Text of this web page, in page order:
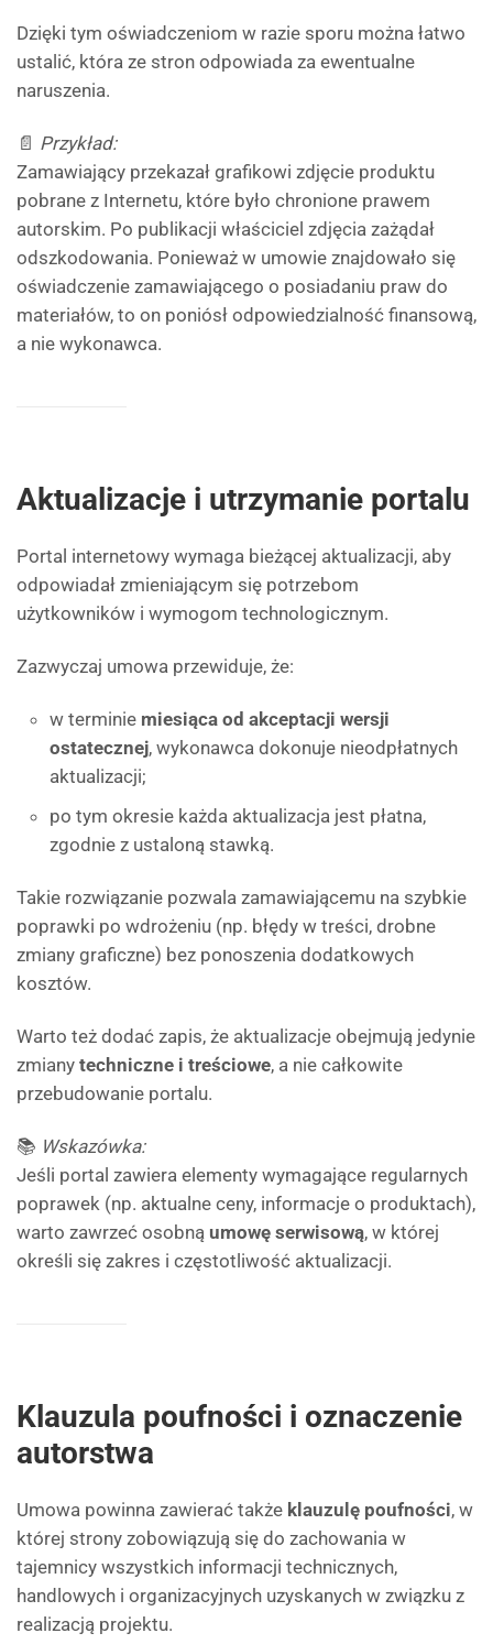
Dzięki tym oświadczeniom w razie sporu można łatwo
ustalić, która ze stron odpowiada za ewentualne
naruszenia.
📄 Przykład:
Zamawiający przekazał grafikowi zdjęcie produktu
pobrane z Internetu, które było chronione prawem
autorskim. Po publikacji właściciel zdjęcia zażądał
odszkodowania. Ponieważ w umowie znajdowało się
oświadczenie zamawiającego o posiadaniu praw do
materiałów, to on poniósł odpowiedzialność finansową,
a nie wykonawca.
Aktualizacje i utrzymanie portalu
Portal internetowy wymaga bieżącej aktualizacji, aby
odpowiadał zmieniającym się potrzebom
użytkowników i wymogom technologicznym.
Zazwyczaj umowa przewiduje, że:
w terminie miesiąca od akceptacji wersji
ostatecznej, wykonawca dokonuje nieodpłatnych
aktualizacji;
po tym okresie każda aktualizacja jest płatna,
zgodnie z ustaloną stawką.
Takie rozwiązanie pozwala zamawiającemu na szybkie
poprawki po wdrożeniu (np. błędy w treści, drobne
zmiany graficzne) bez ponoszenia dodatkowych
kosztów.
Warto też dodać zapis, że aktualizacje obejmują jedynie
zmiany techniczne i treściowe, a nie całkowite
przebudowanie portalu.
📚 Wskazówka:
Jeśli portal zawiera elementy wymagające regularnych
poprawek (np. aktualne ceny, informacje o produktach),
warto zawrzeć osobną umowę serwisową, w której
określi się zakres i częstotliwość aktualizacji.
Klauzula poufności i oznaczenie
autorstwa
Umowa powinna zawierać także klauzulę poufności, w
której strony zobowiązują się do zachowania w
tajemnicy wszystkich informacji technicznych,
handlowych i organizacyjnych uzyskanych w związku z
realizacją projektu.